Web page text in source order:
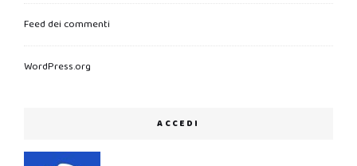
Feed dei commenti
WordPress.org
ACCEDI